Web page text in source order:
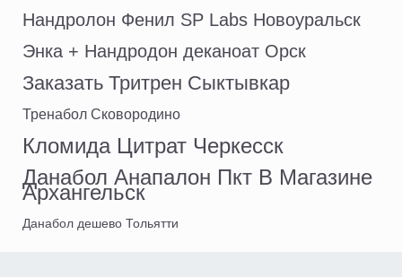
Нандролон Фенил SP Labs Новоуральск
Энка + Нандродон деканоат Орск
Заказать Тритрен Сыктывкар
Тренабол Сковородино
Кломида Цитрат Черкесск
Данабол Анапалон Пкт В Магазине
Архангельск
Данабол дешево Тольятти